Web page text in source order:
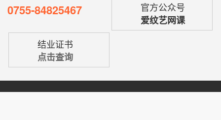
0755-84825467
官方公众号
爱纹艺网课
结业证书
点击查询